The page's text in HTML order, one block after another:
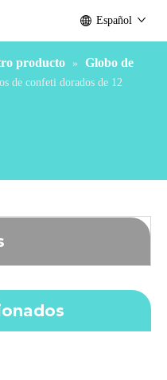
Español
producto »
Globo de
de confeti dorados de 12